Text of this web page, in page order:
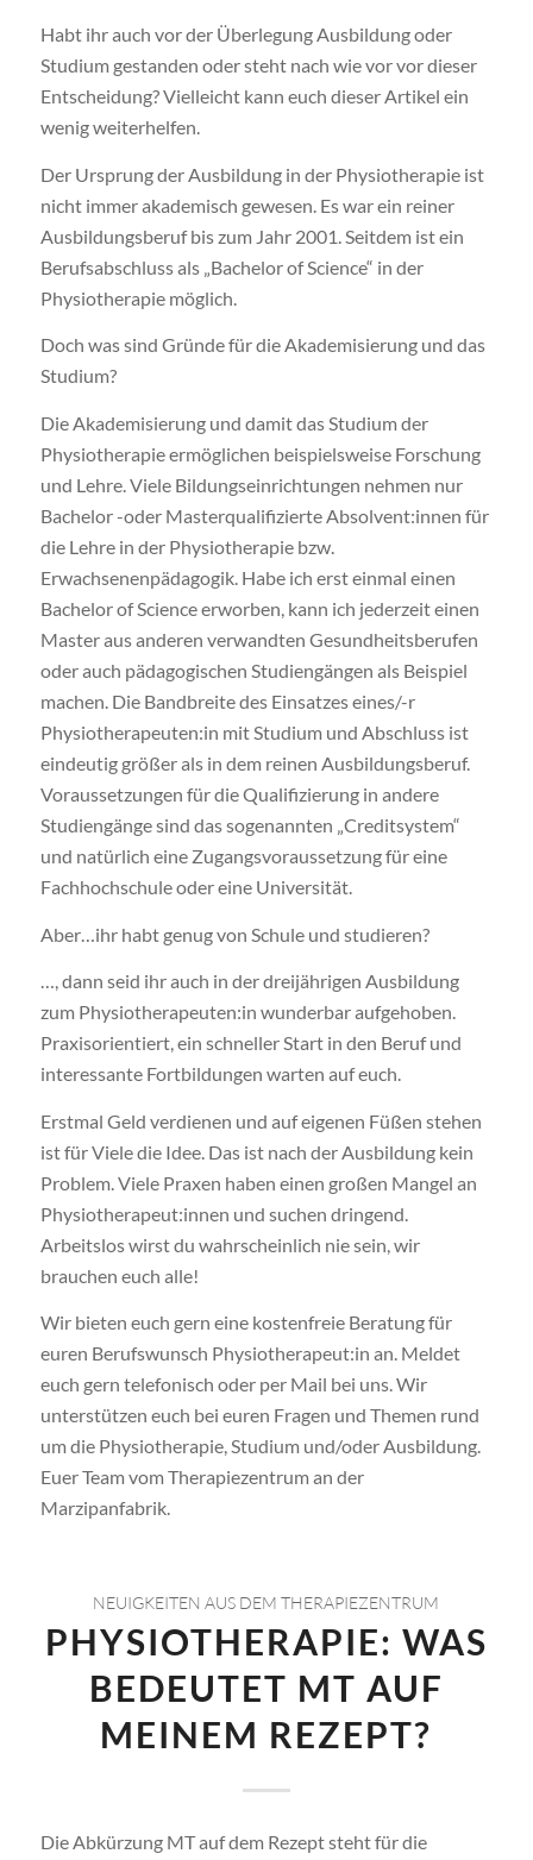
Habt ihr auch vor der Überlegung Ausbildung oder
Studium gestanden oder steht nach wie vor vor dieser
Entscheidung? Vielleicht kann euch dieser Artikel ein
wenig weiterhelfen.
Der Ursprung der Ausbildung in der Physiotherapie ist
nicht immer akademisch gewesen. Es war ein reiner
Ausbildungsberuf bis zum Jahr 2001. Seitdem ist ein
Berufsabschluss als „Bachelor of Science“ in der
Physiotherapie möglich.
Doch was sind Gründe für die Akademisierung und das
Studium?
Die Akademisierung und damit das Studium der
Physiotherapie ermöglichen beispielsweise Forschung
und Lehre. Viele Bildungseinrichtungen nehmen nur
Bachelor -oder Masterqualifizierte Absolvent:innen für
die Lehre in der Physiotherapie bzw.
Erwachsenenpädagogik. Habe ich erst einmal einen
Bachelor of Science erworben, kann ich jederzeit einen
Master aus anderen verwandten Gesundheitsberufen
oder auch pädagogischen Studiengängen als Beispiel
machen. Die Bandbreite des Einsatzes eines/-r
Physiotherapeuten:in mit Studium und Abschluss ist
eindeutig größer als in dem reinen Ausbildungsberuf.
Voraussetzungen für die Qualifizierung in andere
Studiengänge sind das sogenannten „Creditsystem“
und natürlich eine Zugangsvoraussetzung für eine
Fachhochschule oder eine Universität.
Aber…ihr habt genug von Schule und studieren?
…, dann seid ihr auch in der dreijährigen Ausbildung
zum Physiotherapeuten:in wunderbar aufgehoben.
Praxisorientiert, ein schneller Start in den Beruf und
interessante Fortbildungen warten auf euch.
Erstmal Geld verdienen und auf eigenen Füßen stehen
ist für Viele die Idee. Das ist nach der Ausbildung kein
Problem. Viele Praxen haben einen großen Mangel an
Physiotherapeut:innen und suchen dringend.
Arbeitslos wirst du wahrscheinlich nie sein, wir
brauchen euch alle!
Wir bieten euch gern eine kostenfreie Beratung für
euren Berufswunsch Physiotherapeut:in an. Meldet
euch gern telefonisch oder per Mail bei uns. Wir
unterstützen euch bei euren Fragen und Themen rund
um die Physiotherapie, Studium und/oder Ausbildung.
Euer Team vom Therapiezentrum an der
Marzipanfabrik.
NEUIGKEITEN AUS DEM THERAPIEZENTRUM
PHYSIOTHERAPIE: WAS
BEDEUTET MT AUF
MEINEM REZEPT?
Die Abkürzung MT auf dem Rezept steht für die